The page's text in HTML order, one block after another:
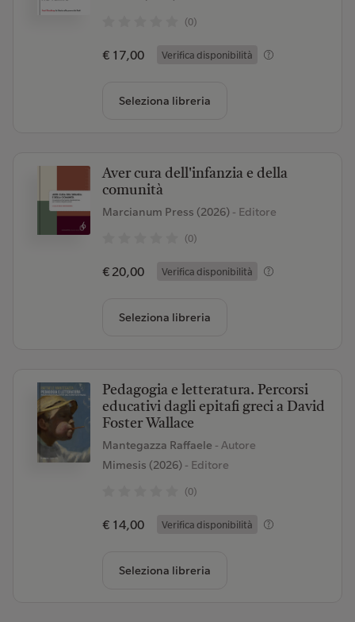
(0)
€ 17,00 Verifica disponibilità
Seleziona libreria
Aver cura dell'infanzia e della
comunità
Marcianum Press (2026)- Editore
(0)
€ 20,00 Verifica disponibilità
Seleziona libreria
Pedagogia e letteratura. Percorsi
educativi dagli epitafi greci a David
Foster Wallace
Mantegazza Raffaele - Autore
Mimesis (2026)- Editore
(0)
€ 14,00 Verifica disponibilità
Seleziona libreria